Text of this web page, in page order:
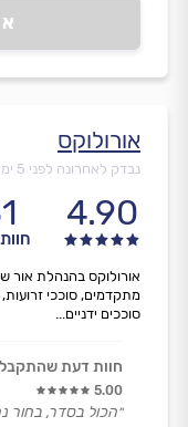
היה הוגן והגון
עם יד על הלב, לא
אורולוקס
נבדק לאחרונה לפני 5 ימים
4.90
אורולוקס בהנהלת
מתקדמים, סוככי זרועות,
סוככים ידניים...
חוות דעת
5.00
״הכול בסדר, בחור